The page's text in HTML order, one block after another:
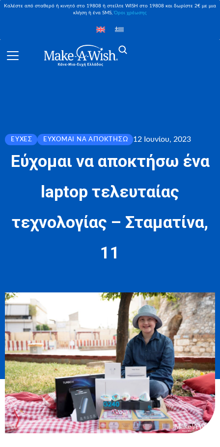
Καλέστε από σταθερό ή κινητό στο 19808 ή στείλτε WISH στο 19808 και δωρίστε 2€ με μια
κλήση ή ένα SMS,Όροι χρέωσης
ΕΥΧΈΣ ΕΎΧΟΜΑΙ ΝΑ ΑΠΟΚΤΉΣΩ 12 Ιουνίου, 2023
Εύχομαι να αποκτήσω ένα
laptop τελευταίας
τεχνολογίας – Σταματίνα,
11